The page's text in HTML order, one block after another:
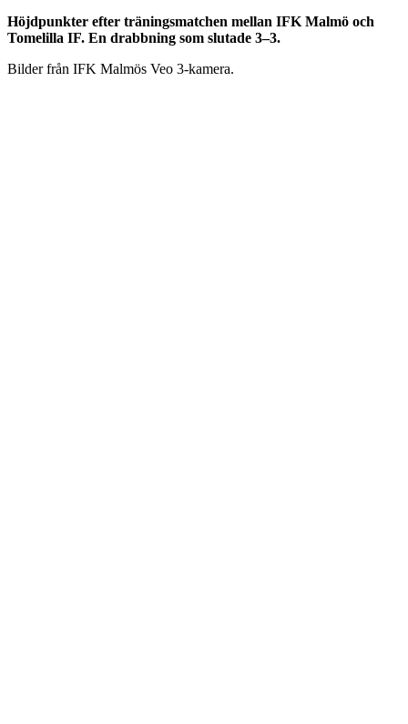
Höjdpunkter efter träningsmatchen mellan IFK Malmö och
Tomelilla IF. En drabbning som slutade 3–3.
Bilder från IFK Malmös Veo 3-kamera.